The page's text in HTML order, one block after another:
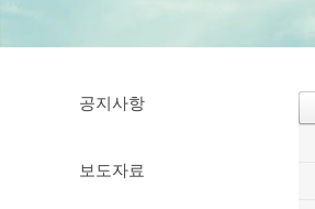
공지사항
보도자료